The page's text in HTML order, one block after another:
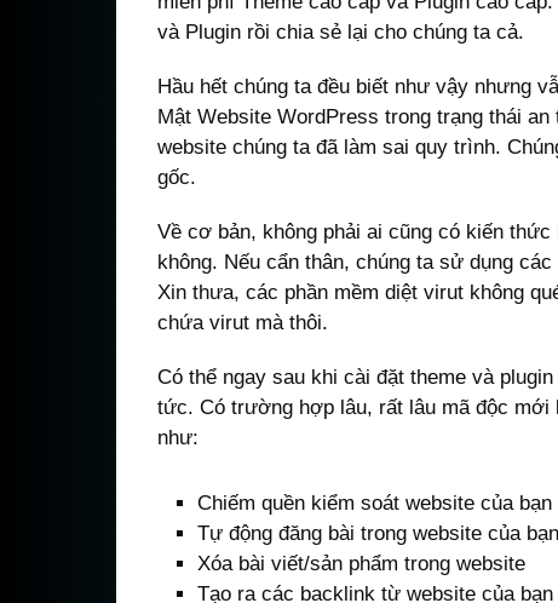
và Plugin rồi chia sẻ lại cho chúng ta cả.
Hầu hết chúng ta đều biết như vậy nhưng
Mật Website WordPress trong trạng thái
website chúng ta đã làm sai quy trình.
gốc.
Về cơ bản, không phải ai cũng có kiến
không. Nếu cẩn thân, chúng ta sử dụng
Xin thưa, các phần mềm diệt virut không
chứa virut mà thôi.
Có thể ngay sau khi cài đặt theme và
tức. Có trường hợp lâu, rất lâu mã độc
như:
Chiếm quền kiểm soát website của bạn
Tự động đăng bài trong website của bạn
Xóa bài viết/sản phẩm trong website
Tạo ra các backlink từ website của bạn